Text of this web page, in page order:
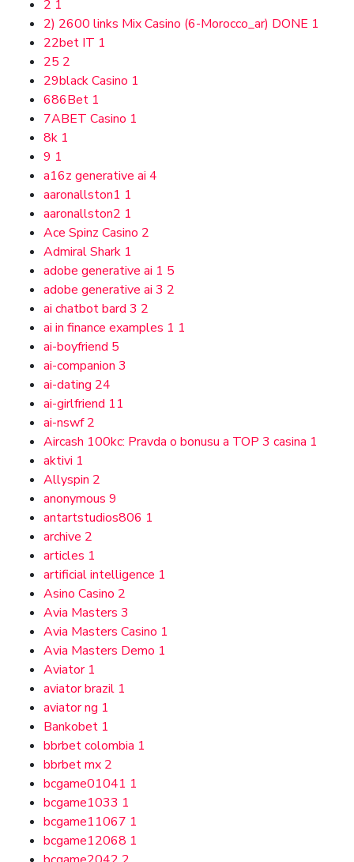
2 1
2) 2600 links Mix Casino (6-Morocco_ar) DONE 1
22bet IT 1
25 2
29black Casino 1
686Bet 1
7ABET Casino 1
8k 1
9 1
a16z generative ai 4
aaronallston1 1
aaronallston2 1
Ace Spinz Casino 2
Admiral Shark 1
adobe generative ai 1 5
adobe generative ai 3 2
ai chatbot bard 3 2
ai in finance examples 1 1
ai-boyfriend 5
ai-companion 3
ai-dating 24
ai-girlfriend 11
ai-nswf2
Aircash 100kc: Pravda o bonusu a TOP 3 casina 1
aktivi 1
Allyspin 2
anonymous 9
antartstudios806 1
archive 2
articles 1
artificial intelligence 1
Asino Casino 2
Avia Masters 3
Avia Masters Casino 1
Avia Masters Demo 1
Aviator 1
aviator brazil 1
aviator ng 1
Bankobet 1
bbrbet colombia 1
bbrbet mx 2
bcgame01041 1
bcgame1033 1
bcgame11067 1
bcgame12068 1